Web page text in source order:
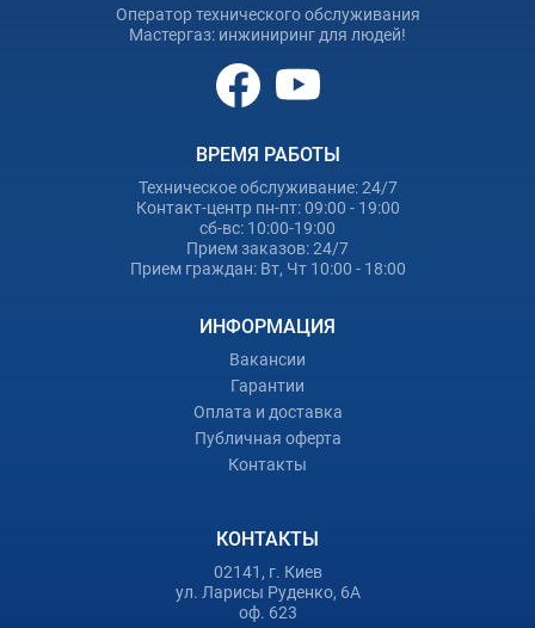
Оператор технического обслуживания
Мастергаз: инжиниринг для людей!
ВРЕМЯ РАБОТЫ
Техническое обслуживание: 24/7
Контакт-центр пн-пт: 09:00 - 19:00
сб-вс: 10:00-19:00
Прием заказов: 24/7
Прием граждан: Вт, Чт 10:00 - 18:00
ИНФОРМАЦИЯ
Вакансии
Гарантии
Оплата и доставка
Публичная оферта
Контакты
КОНТАКТЫ
02141, г. Киев
ул. Ларисы Руденко, 6А
оф. 623